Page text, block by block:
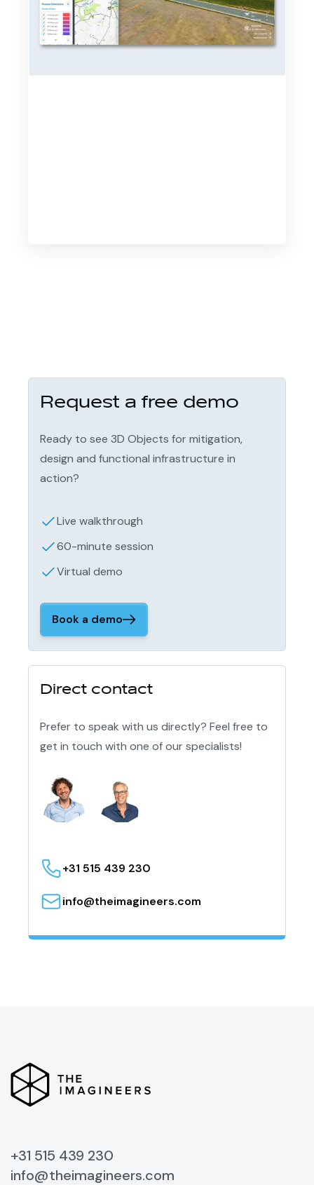
Request a free demo
Ready to see 3D Objects for mitigation,
design and functional infrastructure in
action?
Live walkthrough
60-minute session
Virtual demo
Book a demo
Direct contact
Prefer to speak with us directly? Feel free to
get in touch with one of our specialists!
+31 515 439 230
info@theimagineers.com
+31 515 439 230
info@theimagineers.com